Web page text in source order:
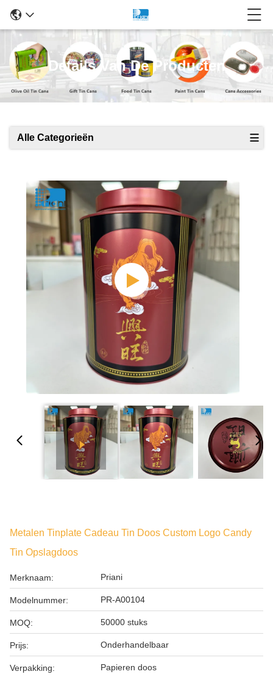
Details Van De Producten
Alle Categorieën
Metalen Tinplate Cadeau Tin Doos Custom Logo Candy
Tin Opslagdoos
Merknaam: Priani
Modelnummer: PR-A00104
MOQ: 50000 stuks
Prijs: Onderhandelbaar
Verpakking: Papieren doos